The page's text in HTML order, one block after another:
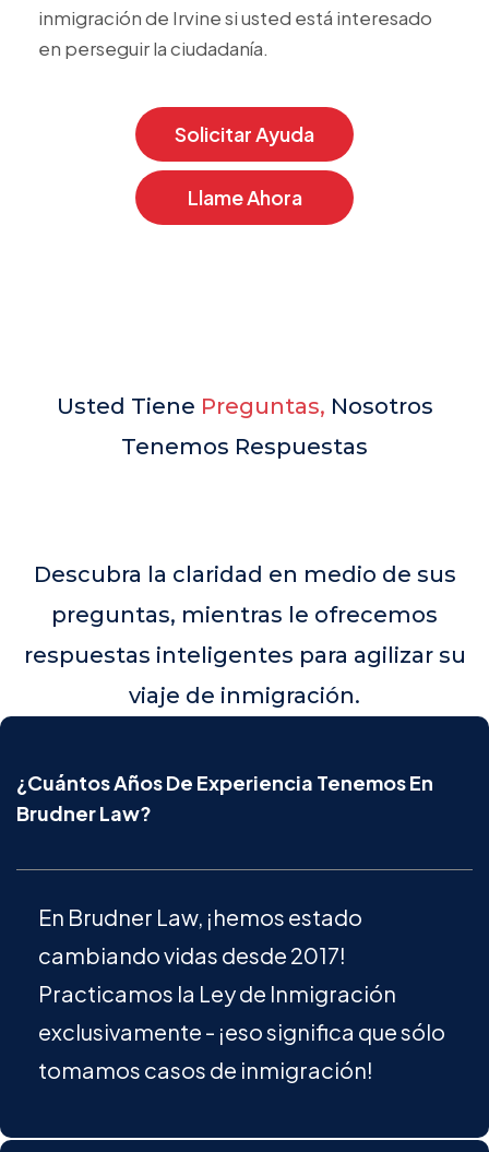
inmigración de Irvine si usted está interesado
en perseguir la ciudadanía.
Solicitar Ayuda
Llame Ahora
Usted Tiene Preguntas, Nosotros
Tenemos Respuestas
Descubra la claridad en medio de sus
preguntas, mientras le ofrecemos
respuestas inteligentes para agilizar su
viaje de inmigración.
¿Cuántos Años De Experiencia Tenemos En
Brudner Law?
En Brudner Law, ¡hemos estado
cambiando vidas desde 2017!
Practicamos la Ley de Inmigración
exclusivamente - ¡eso significa que sólo
tomamos casos de inmigración!